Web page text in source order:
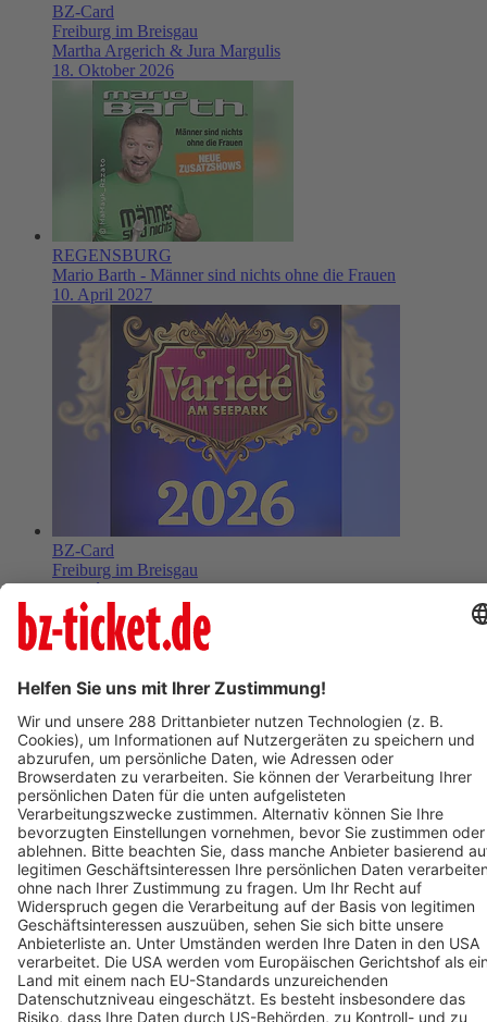
BZ-Card
Freiburg im Breisgau
Martha Argerich & Jura Margulis
18. Oktober 2026
REGENSBURG
Mario Barth - Männer sind nichts ohne die Frauen
10. April 2027
BZ-Card
Freiburg im Breisgau
Varieté am Seepark 2026
15. November 2026
Termin eintragen